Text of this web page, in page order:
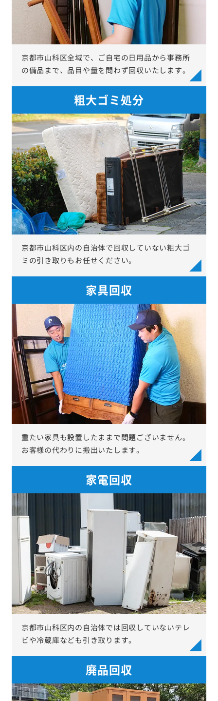
京都市山科区全域で、ご自宅の日用品から事務所
の備品まで、品目や量を問わず回収いたします。
粗大ゴミ処分
京都市山科区内の自治体で回収していない粗大ゴ
ミの引き取りもお任せください。
家具回収
重たい家具も設置したままで問題ございません。
お客様の代わりに搬出いたします。
家電回収
京都市山科区内の自治体では回収していないテレ
ビや冷蔵庫なども引き取ります。
廃品回収